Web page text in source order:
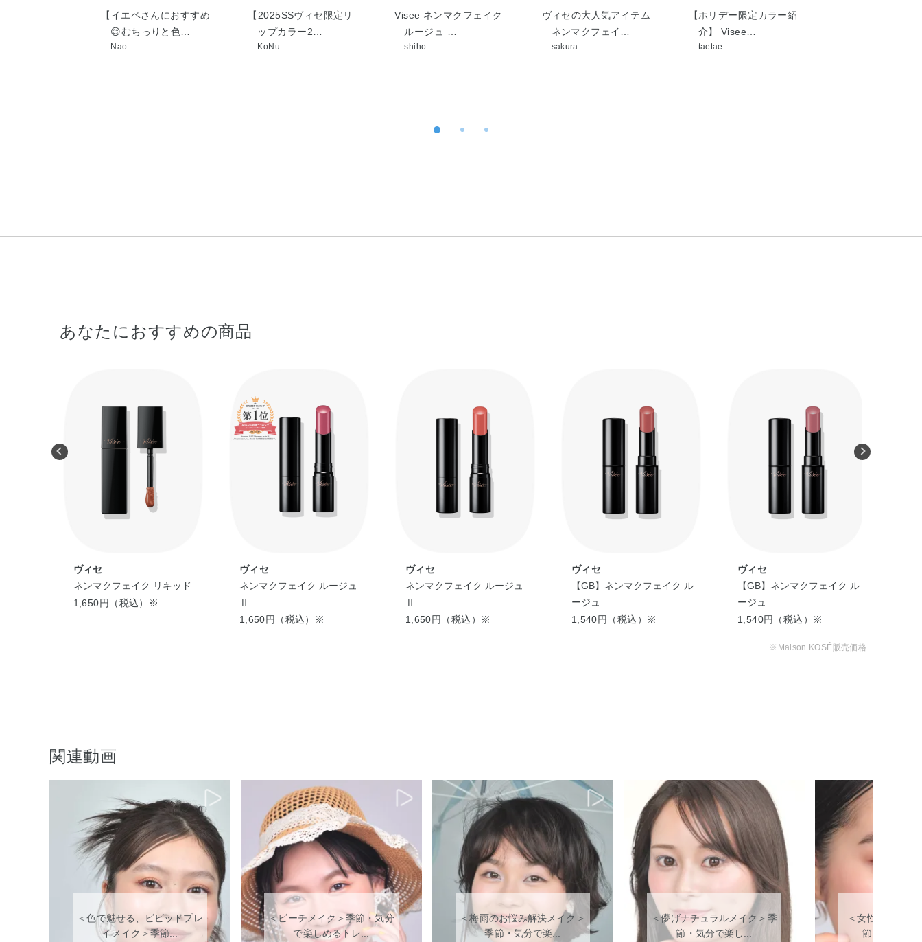
【イエベさんにおすすめ
😊むちっりと色…
Nao
【2025SSヴィセ限定リ
ップカラー2…
KoNu
Visee ネンマクフェイク
ルージュ …
shiho
ヴィセの大人気アイテム
ネンマクフェイ…
sakura
【ホリデー限定カラー紹
介】 Visee…
taetae
あなたにおすすめの商品
ヴィセ
ネンマクフェイク リキッド
1,650円（税込）※
ヴィセ
ネンマクフェイク ルージュ
Ⅱ
1,650円（税込）※
ヴィセ
ネンマクフェイク ルージュ
Ⅱ
1,650円（税込）※
ヴィセ
【GB】ネンマクフェイク ル
ージュ
1,540円（税込）※
ヴィセ
【GB】ネンマクフェイク ル
ージュ
1,540円（税込）※
※Maison KOSÉ販売価格
関連動画
＜色で魅せる、ビビッドプレ
イメイク＞季節...
＜ビーチメイク＞季節・気分
で楽しめるトレ...
＜梅雨のお悩み解決メイク＞
季節・気分で楽...
＜儚げナチュラルメイク＞季
節・気分で楽し...
＜女性向けツヤ
節・気分で